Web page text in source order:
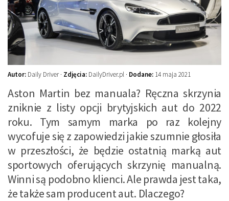
Auto z niemiec
Galerie
Autor: Daily Driver · Zdjęcia: DailyDriver.pl · Dodane: 14 maja 2021
Aston Martin bez manuala? Ręczna skrzynia
zniknie z listy opcji brytyjskich aut do 2022
roku. Tym samym marka po raz kolejny
wycofuje się z zapowiedzi jakie szumnie głosiła
w przeszłości, że będzie ostatnią marką aut
sportowych oferujących skrzynię manualną.
Winni są podobno klienci. Ale prawda jest taka,
że także sam producent aut. Dlaczego?